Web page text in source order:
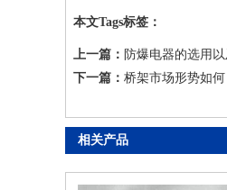
本文Tags标签：
上一篇： 防爆电器的选用
下一篇： 桥架市场形势如
相关产品